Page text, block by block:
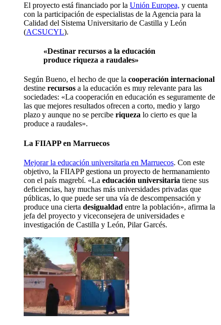
El proyecto está financiado por la Unión Europea, y cuenta
con la participación de especialistas de la Agencia para la
Calidad del Sistema Universitario de Castilla y León
(ACSUCYL).
«Destinar recursos a la educación
produce riqueza a raudales»
Según Bueno, el hecho de que la cooperación internacional
destine recursos a la educación es muy relevante para las
sociedades: «La cooperación en educación es seguramente de
las que mejores resultados ofrecen a corto, medio y largo
plazo y aunque no se percibe riqueza lo cierto es que la
produce a raudales».
La FIIAPP en Marruecos
Mejorar la educación universitaria en Marruecos. Con este
objetivo, la FIIAPP gestiona un proyecto de hermanamiento
con el país magrebí. «La educación universitaria tiene sus
deficiencias, hay muchas más universidades privadas que
públicas, lo que puede ser una vía de descompensación y
produce una cierta desigualdad entre la población», afirma la
jefa del proyecto y viceconsejera de universidades e
investigación de Castilla y León, Pilar Garcés.